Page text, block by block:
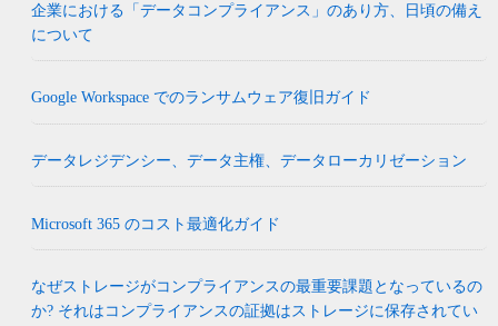
企業における「データコンプライアンス」のあり方、日頃の備え
について
Google Workspace でのランサムウェア復旧ガイド
データレジデンシー、データ主権、データローカリゼーション
Microsoft 365 のコスト最適化ガイド
なぜストレージがコンプライアンスの最重要課題となっているの
か? それはコンプライアンスの証拠はストレージに保存されてい